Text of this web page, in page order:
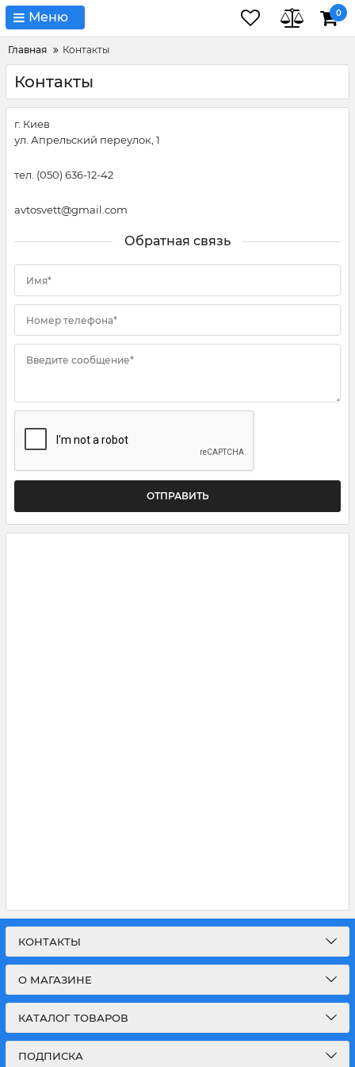
Меню 0
Главная Контакты
Контакты
г. Киев
ул. Апрельский переулок, 1
тел. (050) 636-12-42
avtosvett@gmail.com
Обратная связь
Имя*
Номер телефона*
Введите сообщение*
ОТПРАВИТЬ
КОНТАКТЫ
О МАГАЗИНЕ
КАТАЛОГ ТОВАРОВ
ПОДПИСКА